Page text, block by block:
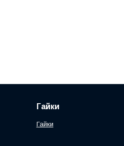
Гайки
Гайки